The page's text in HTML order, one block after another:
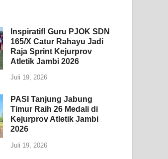
Inspiratif! Guru PJOK SDN
165/X Catur Rahayu Jadi
Raja Sprint Kejurprov
Atletik Jambi 2026
Juli 19, 2026
PASI Tanjung Jabung
Timur Raih 26 Medali di
Kejurprov Atletik Jambi
2026
Juli 19, 2026